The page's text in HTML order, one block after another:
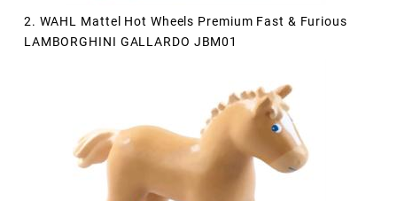
2. WAHL Mattel Hot Wheels Premium Fast & Furious
LAMBORGHINI GALLARDO JBM01